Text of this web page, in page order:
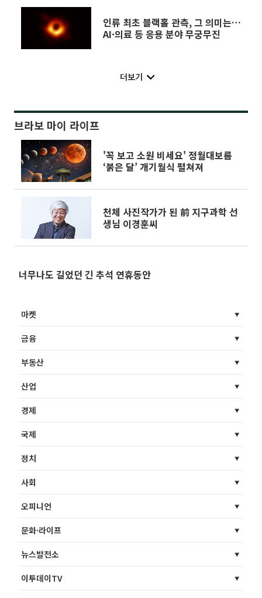
인류 최초 블랙홀 관측, 그 의미는…
AI·의료 등 응용 분야 무궁무진
더보기
브라보 마이 라이프
'꼭 보고 소원 비세요' 정월대보름
‘붉은 달’ 개기월식 펼쳐져
천체 사진작가가 된 前 지구과학 선
생님 이경훈씨
너무나도 길었던 긴 추석 연휴동안
마켓
금융
부동산
산업
경제
국제
정치
사회
오피니언
문화·라이프
뉴스발전소
이투데이TV